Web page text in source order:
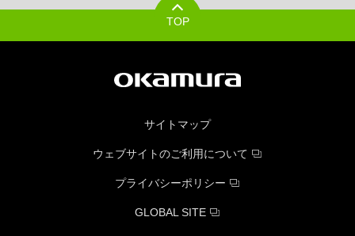
TOP
サイトマップ
ウェブサイトのご利用について
プライバシーポリシー
GLOBAL SITE